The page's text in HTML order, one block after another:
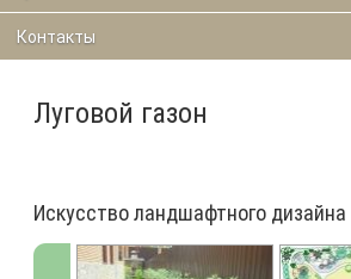
Контакты
Луговой газон
Искусство ландшафтного дизайна